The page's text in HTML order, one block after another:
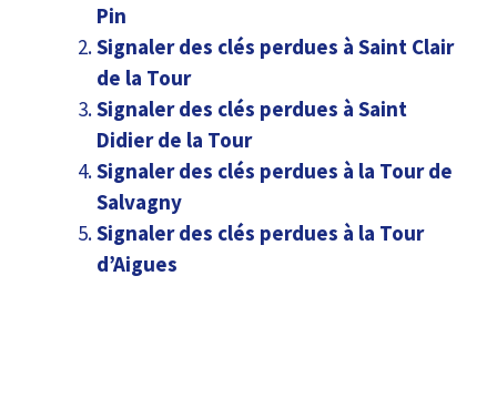
Pin
Signaler des clés perdues à Saint Clair
de la Tour
Signaler des clés perdues à Saint
Didier de la Tour
Signaler des clés perdues à la Tour de
Salvagny
Signaler des clés perdues à la Tour
d’Aigues